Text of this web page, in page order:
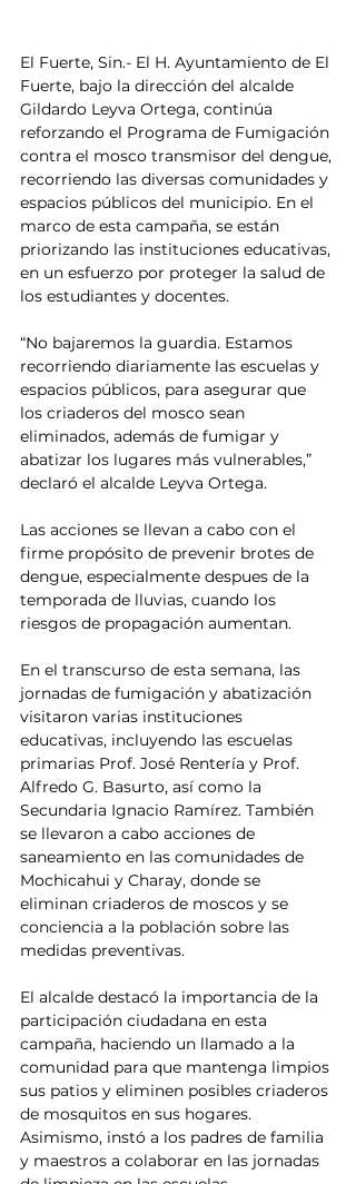
El Fuerte, Sin.- El H. Ayuntamiento de El
Fuerte, bajo la dirección del alcalde
Gildardo Leyva Ortega, continúa
reforzando el Programa de Fumigación
contra el mosco transmisor del dengue,
recorriendo las diversas comunidades y
espacios públicos del municipio. En el
marco de esta campaña, se están
priorizando las instituciones educativas,
en un esfuerzo por proteger la salud de
los estudiantes y docentes.
“No bajaremos la guardia. Estamos
recorriendo diariamente las escuelas y
espacios públicos, para asegurar que
los criaderos del mosco sean
eliminados, además de fumigar y
abatizar los lugares más vulnerables,”
declaró el alcalde Leyva Ortega.
Las acciones se llevan a cabo con el
firme propósito de prevenir brotes de
dengue, especialmente despues de la
temporada de lluvias, cuando los
riesgos de propagación aumentan.
En el transcurso de esta semana, las
jornadas de fumigación y abatización
visitaron varias instituciones
educativas, incluyendo las escuelas
primarias Prof. José Rentería y Prof.
Alfredo G. Basurto, así como la
Secundaria Ignacio Ramírez. También
se llevaron a cabo acciones de
saneamiento en las comunidades de
Mochicahui y Charay, donde se
eliminan criaderos de moscos y se
conciencia a la población sobre las
medidas preventivas.
El alcalde destacó la importancia de la
participación ciudadana en esta
campaña, haciendo un llamado a la
comunidad para que mantenga limpios
sus patios y eliminen posibles criaderos
de mosquitos en sus hogares.
Asimismo, instó a los padres de familia
y maestros a colaborar en las jornadas